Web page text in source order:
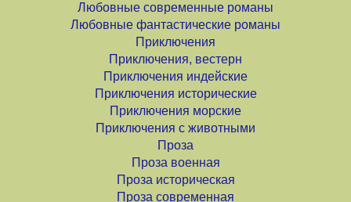
Любовные современные романы
Любовные фантастические романы
Приключения
Приключения, вестерн
Приключения индейские
Приключения исторические
Приключения морские
Приключения с животными
Проза
Проза военная
Проза историческая
Проза современная